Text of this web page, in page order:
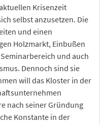
Krisenzeit
selbst anzusetzen. Die
und einen
Holzmarkt, Einbußen
und auch
Dennoch sind sie
will das Kloster in der
nach seiner Gründung
Konstante in der